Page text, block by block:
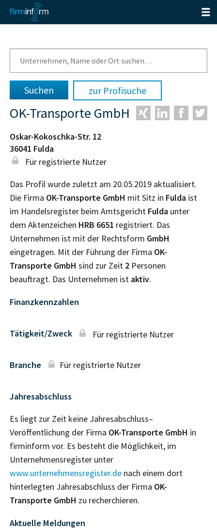
zur Profisuche
OK-Transporte GmbH
Oskar-Kokoschka-Str. 12
36041 Fulda
Für registrierte Nutzer
Das Profil wurde zuletzt am 20.05.2019 aktualisiert.
Die Firma OK-Transporte GmbH mit Sitz in Fulda ist
im Handelsregister beim Amtsgericht Fulda unter
dem Aktenzeichen HRB 6651 registriert. Das
Unternehmen ist mit der Rechtsform GmbH
eingetragen. Mit der Führung der Firma OK-
Transporte GmbH sind zur Zeit 2 Personen
beauftragt. Das Unternehmen ist aktiv.
Finanzkennzahlen
Tätigkeit/Zweck Für registrierte Nutzer
Branche Für registrierte Nutzer
Jahresabschluss
Es liegt zur Zeit keine Jahresabschluss–
Veröffentlichung der Firma OK-Transporte GmbH in
firminform vor. Es besteht die Möglichkeit, im
Unternehmensregister unter
www.unternehmensregister.de nach einem dort
hinterlegten Jahresabschluss der Firma OK-
Transporte GmbH zu recherchieren.
Aktuelle Meldungen